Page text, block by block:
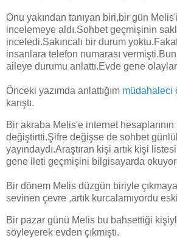
Onu yakından tanıyan biri,bir gün
incelemeye aldı.Sohbet geçmişinin
inceledi.Sakıncalı bir durum
insanlara telefon numarası
aileye durumu anlattı.Evde gene
Önceki yazımda anlattığım müdahaleci
karıştı.
Bir akraba Melis'e internet
değiştirtti.Şifre değişse de sohbet
yayındaydı.Araştıran kişi artık kişi
gene ileti geçmişini bilgisayarda
Bir dönem Melis düzgün biriyle
sevinen çevre ,artık kurcalamıyordu
Bir pazar günü Melis bu bahsettiği
söyleyerek evden çıkmıştı.